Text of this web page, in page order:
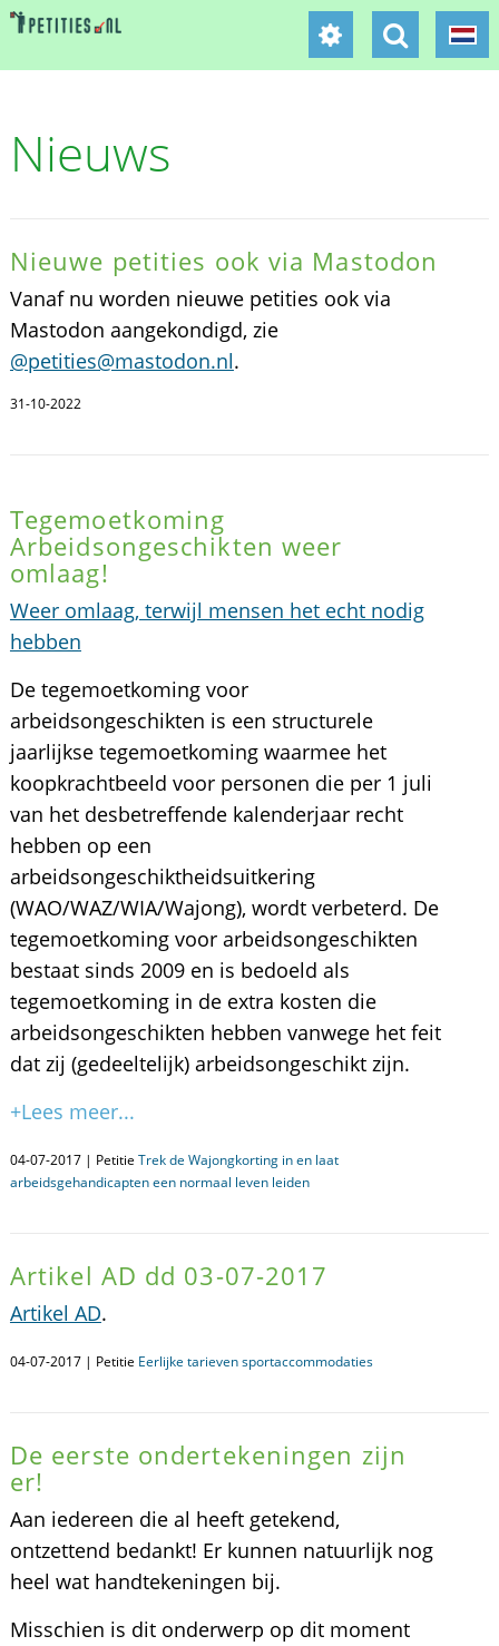
Nieuws
Nieuwe petities ook via Mastodon
Vanaf nu worden nieuwe petities ook via
Mastodon aangekondigd, zie
@petities@mastodon.nl.
31-10-2022
Tegemoetkoming
Arbeidsongeschikten weer
omlaag!
Weer omlaag, terwijl mensen het echt nodig
hebben
De tegemoetkoming voor
arbeidsongeschikten is een structurele
jaarlijkse tegemoetkoming waarmee het
koopkrachtbeeld voor personen die per 1 juli
van het desbetreffende kalenderjaar recht
hebben op een
arbeidsongeschiktheidsuitkering
(WAO/WAZ/WIA/Wajong), wordt verbeterd. De
tegemoetkoming voor arbeidsongeschikten
bestaat sinds 2009 en is bedoeld als
tegemoetkoming in de extra kosten die
arbeidsongeschikten hebben vanwege het feit
dat zij (gedeeltelijk) arbeidsongeschikt zijn.
+Lees meer...
04-07-2017 | Petitie Trek de Wajongkorting in en laat
arbeidsgehandicapten een normaal leven leiden
Artikel AD dd 03-07-2017
Artikel AD.
04-07-2017 | Petitie Eerlijke tarieven sportaccommodaties
De eerste ondertekeningen zijn
er!
Aan iedereen die al heeft getekend,
ontzettend bedankt! Er kunnen natuurlijk nog
heel wat handtekeningen bij.
Misschien is dit onderwerp op dit moment